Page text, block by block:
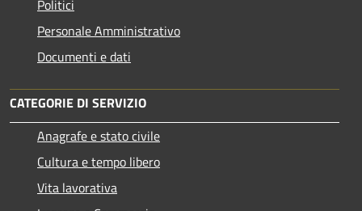
Politici
Personale Amministrativo
Documenti e dati
CATEGORIE DI SERVIZIO
Anagrafe e stato civile
Cultura e tempo libero
Vita lavorativa